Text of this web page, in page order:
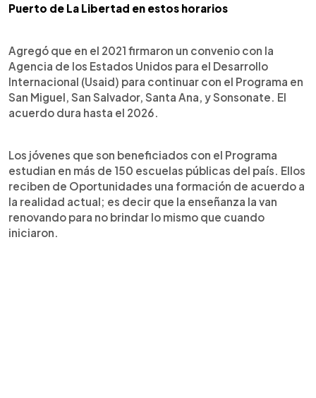
Puerto de La Libertad en estos horarios
Agregó que en el 2021 firmaron un convenio con la
Agencia de los Estados Unidos para el Desarrollo
Internacional (Usaid) para continuar con el Programa en
San Miguel, San Salvador, Santa Ana, y Sonsonate. El
acuerdo dura hasta el 2026.
Los jóvenes que son beneficiados con el Programa
estudian en más de 150 escuelas públicas del país. Ellos
reciben de Oportunidades una formación de acuerdo a
la realidad actual; es decir que la enseñanza la van
renovando para no brindar lo mismo que cuando
iniciaron.